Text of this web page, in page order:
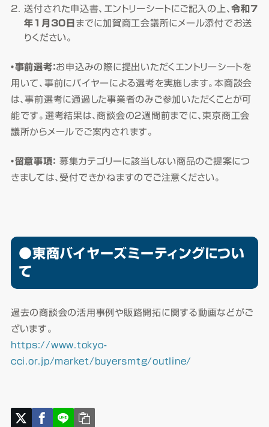
送付された申込書、エントリーシートにご記入の上、令和7
年1月30日 までに加賀商工会議所にメール添付でお送
りください。
・事前選考：お申込みの際に提出いただくエントリーシートを
用いて、事前にバイヤーによる選考を実施します。本商談会
は、事前選考に通過した事業者のみご参加いただくことが可
能です。選考結果は、商談会の２週間前までに、東京商工会
議所からメールでご案内されます。
・留意事項： 募集カテゴリーに該当しない商品のご提案につ
きましては、受付できかねますのでご注意ください。
●東商バイヤーズミーティングについ
て
過去の商談会の活用事例や販路開拓に関する動画などがご
ざいます。
https://www.tokyo-
cci.or.jp/market/buyersmtg/outline/